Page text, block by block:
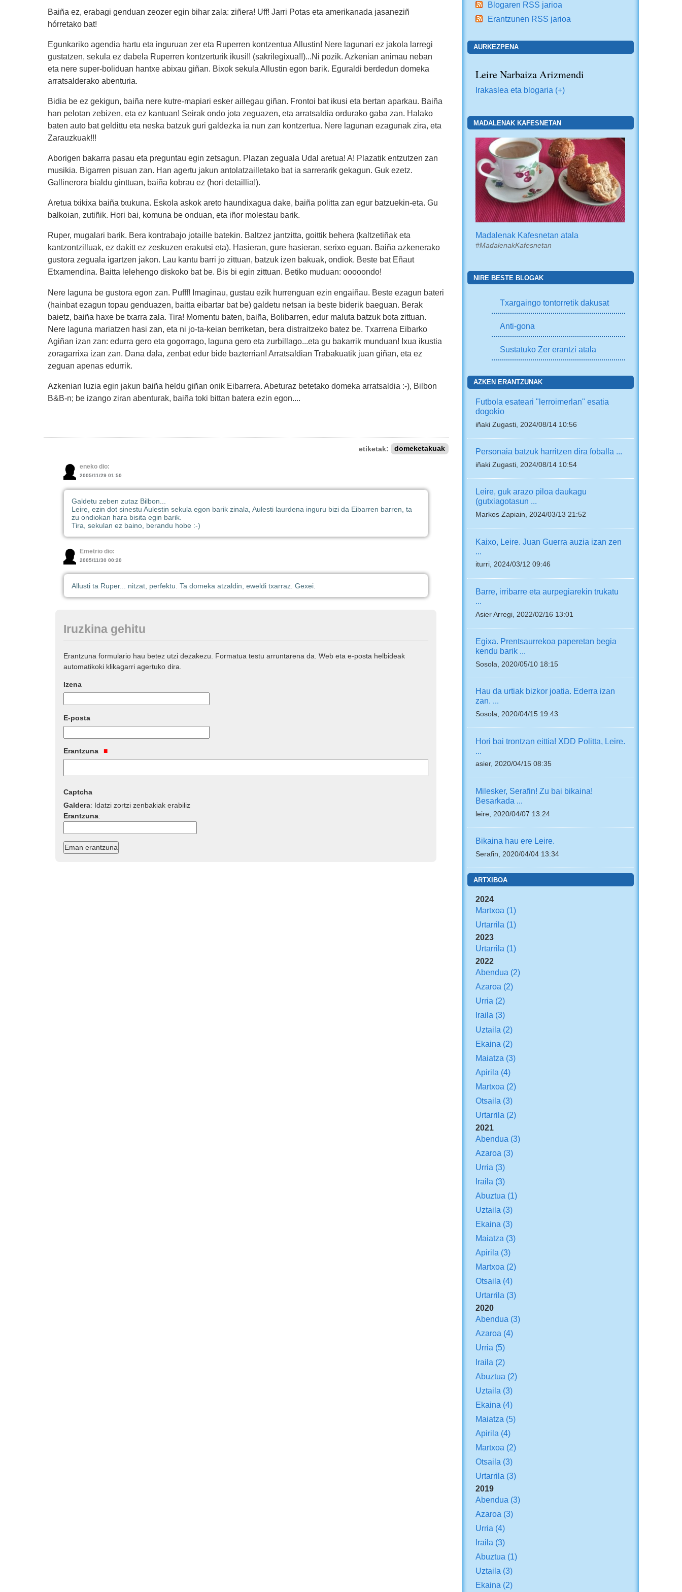
Baiña ez, erabagi genduan zeozer egin bihar zala: ziñera! Uff! Jarri Potas eta amerikanada jasaneziñ
hórretako bat!
Egunkariko agendia hartu eta inguruan zer eta Ruperren kontzentua Allustin! Nere lagunari ez jakola larregi
gustatzen, sekula ez dabela Ruperren kontzerturik ikusi!! (sakrilegixua!!)...Ni pozik. Azkenian animau neban
eta nere super-boliduan hantxe abixau giñan. Bixok sekula Allustin egon barik. Eguraldi berdedun domeka
arratsalderako abenturia.
Bidia be ez gekigun, baiña nere kutre-mapiari esker aillegau giñan. Frontoi bat ikusi eta bertan aparkau. Baiña
han pelotan zebizen, eta ez kantuan! Seirak ondo jota zeguazen, eta arratsaldia ordurako gaba zan. Halako
baten auto bat geldittu eta neska batzuk guri galdezka ia nun zan kontzertua. Nere lagunan ezagunak zira, eta
Zarauzkuak!!!
Aborigen bakarra pasau eta preguntau egin zetsagun. Plazan zeguala Udal aretua! A! Plazatik entzutzen zan
musikia. Bigarren pisuan zan. Han agertu jakun antolatzailletako bat ia sarrerarik gekagun. Guk ezetz.
Gallinerora bialdu ginttuan, baiña kobrau ez (hori detaillia!).
Aretua txikixa baiña txukuna. Eskola askok areto haundixagua dake, baiña politta zan egur batzuekin-eta. Gu
balkoian, zutiñik. Hori bai, komuna be onduan, eta iñor molestau barik.
Ruper, mugalari barik. Bera kontrabajo jotaille batekin. Baltzez jantzitta, goittik behera (kaltzetiñak eta
kantzontzilluak, ez dakitt ez zeskuzen erakutsi eta). Hasieran, gure hasieran, serixo eguan. Baiña azkenerako
gustora zeguala igartzen jakon. Lau kantu barri jo zittuan, batzuk izen bakuak, ondiok. Beste bat Eñaut
Etxamendina. Baitta lelehengo diskoko bat be. Bis bi egin zittuan. Betiko muduan: ooooondo!
Nere laguna be gustora egon zan. Pufff! Imaginau, gustau ezik hurrenguan ezin engaiñau. Beste ezagun bateri
(hainbat ezagun topau genduazen, baitta eibartar bat be) galdetu netsan ia beste biderik baeguan. Berak
baietz, baiña haxe be txarra zala. Tira! Momentu baten, baiña, Bolibarren, edur maluta batzuk bota zittuan.
Nere laguna mariatzen hasi zan, eta ni jo-ta-keian berriketan, bera distraitzeko batez be. Txarrena Eibarko
Agiñan izan zan: edurra gero eta gogorrago, laguna gero eta zurbillago...eta gu bakarrik munduan! Ixua ikustia
zoragarrixa izan zan. Dana dala, zenbat edur bide bazterrian! Arratsaldian Trabakuatik juan giñan, eta ez
zeguan apenas edurrik.
Azkenian luzia egin jakun baiña heldu giñan onik Eibarrera. Abeturaz betetako domeka arratsaldia :-), Bilbon
B&B-n; be izango ziran abenturak, baiña toki bittan batera ezin egon....
etiketak: domeketakuak
eneko dio:
2005/11/29 01:50
Galdetu zeben zutaz Bilbon...
Leire, ezin dot sinestu Aulestin sekula egon barik zinala, Aulesti laurdena inguru bizi da Eibarren barren, ta
zu ondiokan hara bisita egin barik.
Tira, sekulan ez baino, berandu hobe :-)
Emetrio dio:
2005/11/30 00:20
Allusti ta Ruper... nitzat, perfektu. Ta domeka atzaldin, eweldi txarraz. Gexei.
Iruzkina gehitu
Erantzuna formulario hau betez utzi dezakezu. Formatua testu arruntarena da. Web eta e-posta helbideak
automatikoki klikagarri agertuko dira.
Izena
E-posta
Erantzuna
Captcha
Galdera: Idatzi zortzi zenbakiak erabiliz
Erantzuna:
Blogaren RSS jarioa
Erantzunen RSS jarioa
AURKEZPENA
Leire Narbaiza Arizmendi
Irakaslea eta blogaria (+)
MADALENAK KAFESNETAN
Madalenak Kafesnetan atala
#MadalenakKafesnetan
NIRE BESTE BLOGAK
Txargaingo tontorretik dakusat
Anti-gona
Sustatuko Zer erantzi atala
AZKEN ERANTZUNAK
Futbola esateari "lerroimerlan" esatia
dogokio
iñaki Zugasti, 2024/08/14 10:56
Personaia batzuk harritzen dira foballa ...
iñaki Zugasti, 2024/08/14 10:54
Leire, guk arazo piloa daukagu
(gutxiagotasun ...
Markos Zapiain, 2024/03/13 21:52
Kaixo, Leire. Juan Guerra auzia izan zen
iturri, 2024/03/12 09:46
Barre, irribarre eta aurpegiarekin trukatu
...
Asier Arregi, 2022/02/16 13:01
Egixa. Prentsaurrekoa paperetan begia
kendu barik ...
Sosola, 2020/05/10 18:15
Hau da urtiak bizkor joatia. Ederra izan
zan. ...
Sosola, 2020/04/15 19:43
Hori bai trontzan eittia! XDD Politta, Leire.
asier, 2020/04/15 08:35
Milesker, Serafin! Zu bai bikaina!
Besarkada ...
leire, 2020/04/07 13:24
Bikaina hau ere Leire.
Serafin, 2020/04/04 13:34
ARTXIBOA
2024
Martxoa (1)
Urtarrila (1)
2023
Urtarrila (1)
2022
Abendua (2)
Azaroa (2)
Urria (2)
Iraila (3)
Uztaila (2)
Ekaina (2)
Maiatza (3)
Apirila (4)
Martxoa (2)
Otsaila (3)
Urtarrila (2)
2021
Abendua (3)
Azaroa (3)
Urria (3)
Iraila (3)
Abuztua (1)
Uztaila (3)
Ekaina (3)
Maiatza (3)
Apirila (3)
Martxoa (2)
Otsaila (4)
Urtarrila (3)
2020
Abendua (3)
Azaroa (4)
Urria (5)
Iraila (2)
Abuztua (2)
Uztaila (3)
Ekaina (4)
Maiatza (5)
Apirila (4)
Martxoa (2)
Otsaila (3)
Urtarrila (3)
2019
Abendua (3)
Azaroa (3)
Urria (4)
Iraila (3)
Abuztua (1)
Uztaila (3)
Ekaina (2)